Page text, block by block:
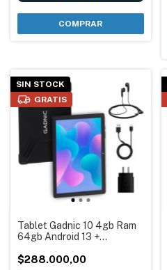
SIN STOCK
GRATIS
Tablet Gadnic 10 4gb Ram
64gb Android 13 +
Carga + Adaptador
$288.000,00